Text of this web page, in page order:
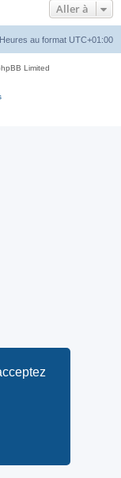
e
r
Aller à
Heures au format UTC+01:00
Limited